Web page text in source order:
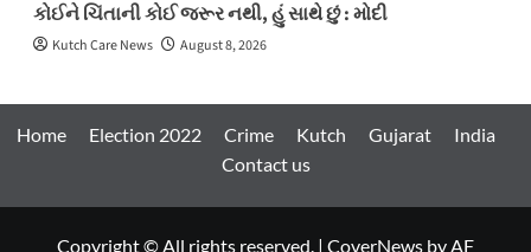
કોઈને ચિંતાની કોઈ જરૂર નથી, હું સાથે છું : મોદી
Kutch Care News August 8, 2026
Home Election 2022 Crime Kutch Gujarat
India
Contact us
Copyright © All rights reserved. | CoverNews by AF